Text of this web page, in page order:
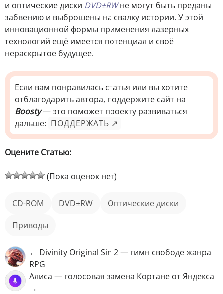
и оптические диски DVD±RWне могут быть преданы
забвению и выброшены на свалку истории. У этой
инновационной формы применения лазерных
технологий ещё имеется потенциал и своё
нераскрытое будущее.
Если вам понравилась статья или вы хотите
отблагодарить автора, поддержите сайт на
Boosty— это поможет проекту развиваться
дальше: ПОДДЕРЖАТЬ ↗
Оцените Статью:
(Пока оценок нет)
CD-ROM DVD±RW
оптические диски
приводы
← Divinity Original Sin 2 — гимн свободе жанра
RPG
Алиса — голосовая замена Кортане от Яндекса
→